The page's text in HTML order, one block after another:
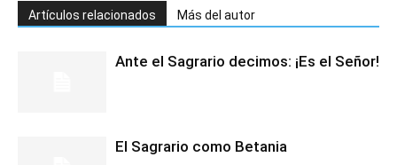
Artículos relacionados Más del autor
Ante el Sagrario decimos: ¡Es el Señor!
El Sagrario como Betania